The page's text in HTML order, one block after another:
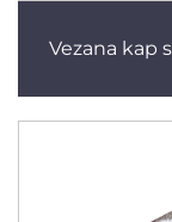
Vezana kap